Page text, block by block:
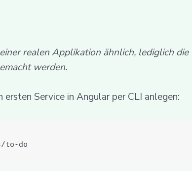
realen Applikation ähnlich, lediglich
werden.
Service in Angular per CLI anlegen: